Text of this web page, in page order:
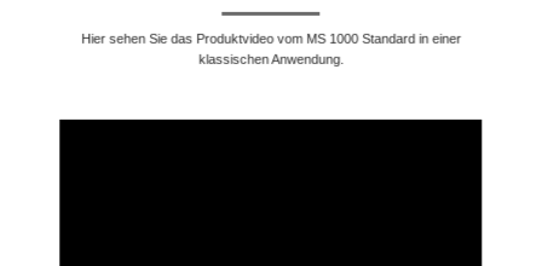
Hier sehen Sie das Produktvideo vom MS 1000 Standard in einer
klassischen Anwendung.